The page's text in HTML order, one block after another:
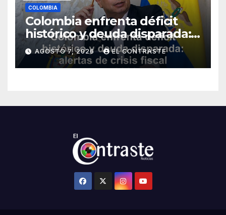
COLOMBIA
Colombia enfrenta déficit
histórico y deuda disparada:
alertas de crisis fiscal para
2026
AGOSTO 7, 2026 EL CONTRASTE